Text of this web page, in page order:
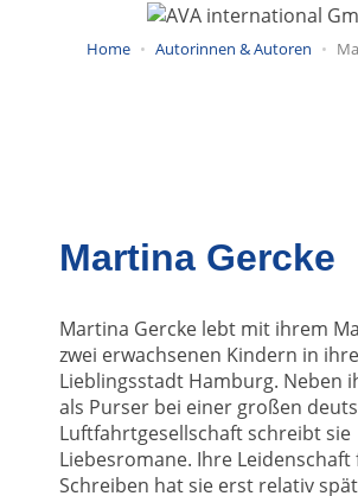
Home Autorinnen & Autoren
Martina Gercke
Martina Gercke lebt mit ihrem
zwei erwachsenen Kindern in
Lieblingsstadt Hamburg. Neben
als Purser bei einer großen
Luftfahrtgesellschaft schreibt sie
Liebesromane. Ihre Leidenschaft
Schreiben hat sie erst relativ